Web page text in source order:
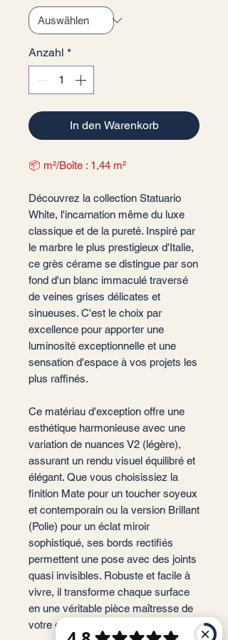
Anzahl *
In den Warenkorb
📦 m²/Boîte : 1,44 m²
Découvrez la collection Statuario
White, l'incarnation même du luxe
classique et de la pureté. Inspiré par
le marbre le plus prestigieux d'Italie,
ce grès cérame se distingue par son
fond d'un blanc immaculé traversé
de veines grises délicates et
sinueuses. C'est le choix par
excellence pour apporter une
luminosité exceptionnelle et une
sensation d'espace à vos projets les
plus raffinés.
Ce matériau d'exception offre une
esthétique harmonieuse avec une
variation de nuances V2 (légère),
assurant un rendu visuel équilibré et
élégant. Que vous choisissiez la
finition Mate pour un toucher soyeux
et contemporain ou la version Brillant
(Polie) pour un éclat miroir
sophistiqué, ses bords rectifiés
permettent une pose avec des joints
quasi invisibles. Robuste et facile à
vivre, il transforme chaque surface
en une véritable pièce maîtresse de
votre décoration intérieure.